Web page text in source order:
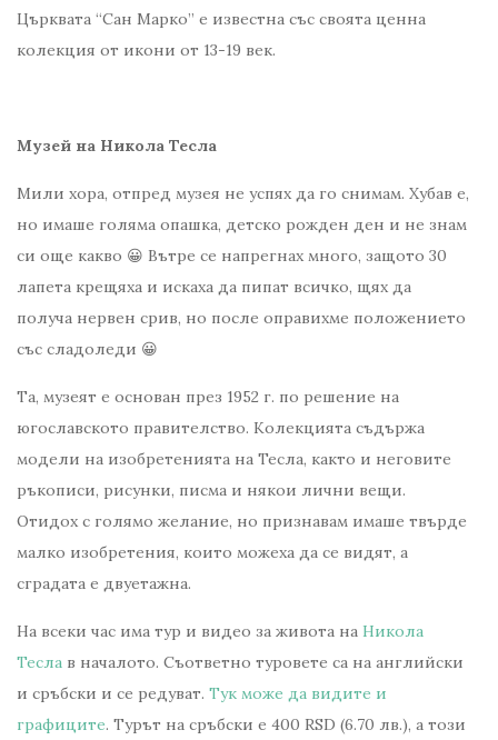
Църквата “Сан Марко” е известна със своята ценна
колекция от икони от 13-19 век.
Музей на Никола Тесла
Мили хора, отпред музея не успях да го снимам. Хубав е,
но имаше голяма опашка, детско рожден ден и не знам
си още какво 😀 Вътре се напрегнах много, защото 30
лапета крещяха и искаха да пипат всичко, щях да
получа нервен срив, но после оправихме положението
със сладоледи 😀
Та, музеят е основан през 1952 г. по решение на
югославското правителство. Колекцията съдържа
модели на изобретенията на Тесла, както и неговите
ръкописи, рисунки, писма и някои лични вещи.
Отидох с голямо желание, но признавам имаше твърде
малко изобретения, които можеха да се видят, а
сградата е двуетажна.
На всеки час има тур и видео за живота на Никола
Тесла в началото. Съответно туровете са на английски
и сръбски и се редуват. Тук може да видите и
графиците. Турът на сръбски е 400 RSD (6.70 лв.), а този